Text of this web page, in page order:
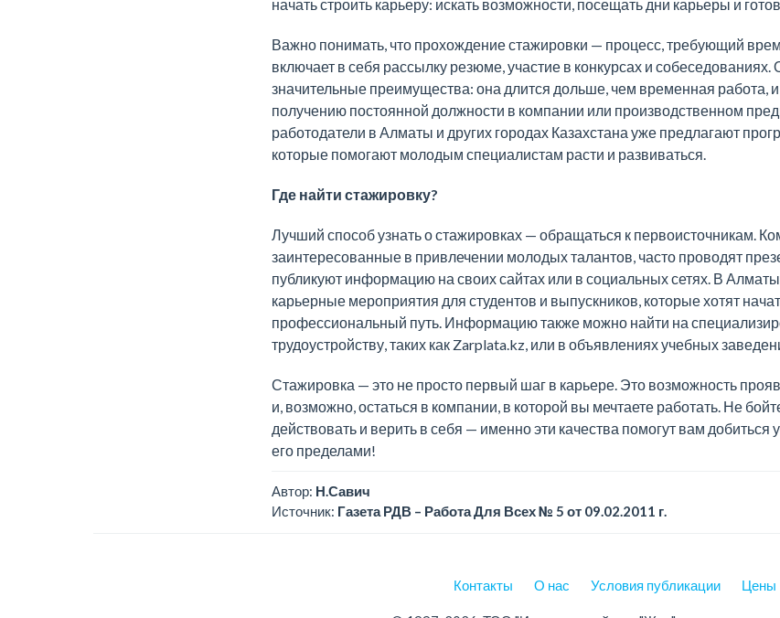
начать строить карьеру: искать возможности, посещать дни карьеры и
Важно понимать, что прохождение стажировки — процесс, требующий
включает в себя рассылку резюме, участие в конкурсах и собеседованиях.
значительные преимущества: она длится дольше, чем временная работа,
получению постоянной должности в компании или производственном
работодатели в Алматы и других городах Казахстана уже предлагают
которые помогают молодым специалистам расти и развиваться.
Где найти стажировку?
Лучший способ узнать о стажировках — обращаться к первоисточникам.
заинтересованные в привлечении молодых талантов, часто проводят
публикуют информацию на своих сайтах или в социальных сетях. В
карьерные мероприятия для студентов и выпускников, которые хотят
профессиональный путь. Информацию также можно найти на
трудоустройству, таких как Zarplata.kz, или в объявлениях учебных
Стажировка — это не просто первый шаг в карьере. Это возможность
и, возможно, остаться в компании, в которой вы мечтаете работать. Не
действовать и верить в себя — именно эти качества помогут вам добиться
его пределами!
Автор: Н.Савич
Источник: Газета РДВ – Работа Для Всех № 5 от 09.02.2011 г.
Контакты О нас Условия публикации Цены